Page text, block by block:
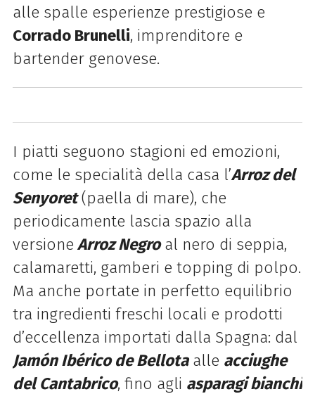
alle spalle esperienze prestigiose e
Corrado Brunelli, imprenditore e
bartender genovese.
I piatti seguono stagioni ed emozioni,
come le specialità della casa l’Arroz del
Senyoret(paella di mare), che
periodicamente lascia spazio alla
versione Arroz Negroal nero di seppia,
calamaretti, gamberi e topping di polpo.
Ma anche portate in perfetto equilibrio
tra ingredienti freschi locali e prodotti
d’eccellenza importati dalla Spagna: dal
Jamón Ibérico de Bellotaalle acciughe
del Cantabrico, fino agli asparagi bianchi